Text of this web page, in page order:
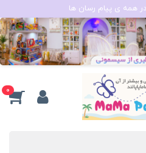
در همه ی پیام رسان ها
0